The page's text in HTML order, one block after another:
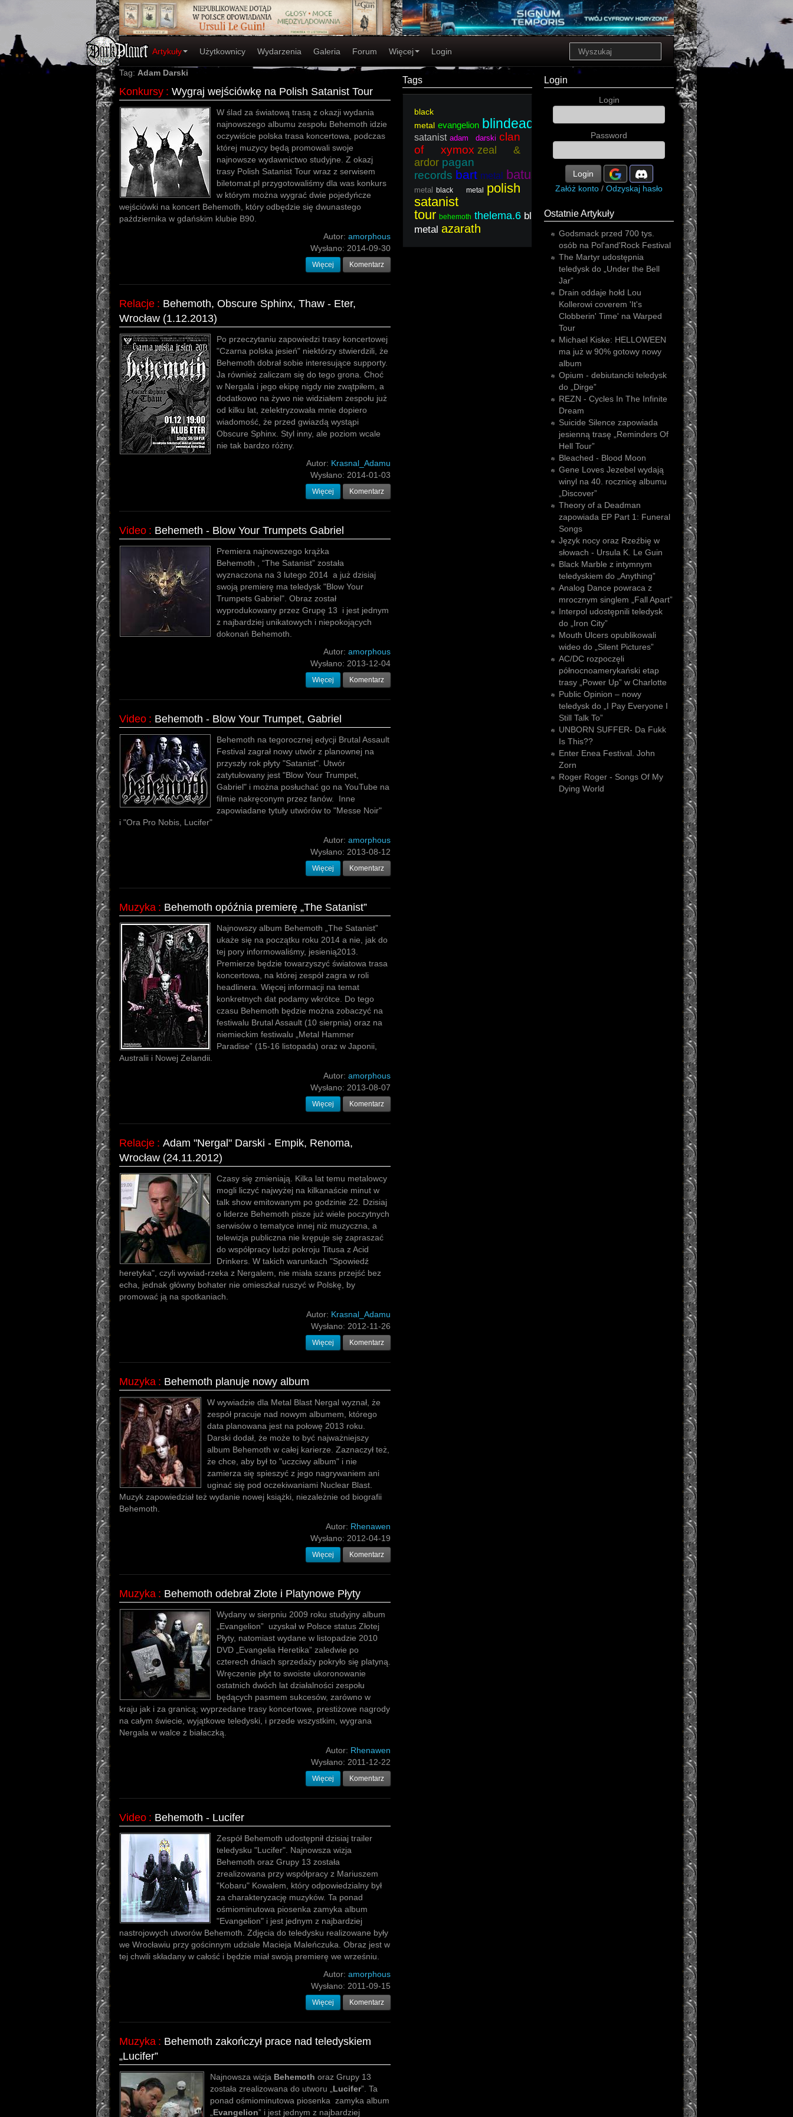
Artykuły Użytkownicy Wydarzenia Galeria Forum Więcej Login
Tag: Adam Darski
Konkursy : Wygraj wejściówkę na Polish Satanist Tour
W ślad za światową trasą z okazji wydania
najnowszego albumu zespołu Behemoth idzie
oczywiście polska trasa koncertowa, podczas
której muzycy będą promowali swoje
najnowsze wydawnictwo studyjne. Z okazj
trasy Polish Satanist Tour wraz z serwisem
biletomat.pl przygotowaliśmy dla was konkurs
w którym można wygrać dwie pojedyńcze
wejściówki na koncert Behemoth, który odbędzie się dwunastego
października w gdańskim klubie B90.
Autor: amorphous
Wysłano: 2014-09-30
Więcej Komentarz
Relacje : Behemoth, Obscure Sphinx, Thaw - Eter,
Wrocław (1.12.2013)
Po przeczytaniu zapowiedzi trasy koncertowej
"Czarna polska jesień" niektórzy stwierdzili, że
Behemoth dobrał sobie interesujące supporty.
Ja również zaliczam się do tego grona. Choć
w Nergala i jego ekipę nigdy nie zwątpiłem, a
dodatkowo na żywo nie widziałem zespołu już
od kilku lat, zelektryzowała mnie dopiero
wiadomość, że przed gwiazdą wystąpi
Obscure Sphinx. Styl inny, ale poziom wcale
nie tak bardzo różny.
Autor: Krasnal_Adamu
Wysłano: 2014-01-03
Więcej Komentarz
Video : Behemeth - Blow Your Trumpets Gabriel
Premiera najnowszego krążka
Behemoth , “The Satanist” została
wyznaczona na 3 lutego 2014 a już dzisiaj
swoją premierę ma teledysk "Blow Your
Trumpets Gabriel". Obraz został
wyprodukowany przez Grupę 13 i jest jednym
z najbardziej unikatowych i niepokojących
dokonań Behemoth.
Autor: amorphous
Wysłano: 2013-12-04
Więcej Komentarz
Video : Behemoth - Blow Your Trumpet, Gabriel
Behemoth na tegorocznej edycji Brutal Assault
Festival zagrał nowy utwór z planownej na
przyszły rok płyty "Satanist". Utwór
zatytułowany jest "Blow Your Trumpet,
Gabriel" i można posłuchać go na YouTube na
filmie nakręconym przez fanów. Inne
zapowiadane tytuły utwórów to "Messe Noir"
i "Ora Pro Nobis, Lucifer"
Autor: amorphous
Wysłano: 2013-08-12
Więcej Komentarz
Muzyka : Behemoth opóźnia premierę „The Satanist”
Najnowszy album Behemoth „The Satanist”
ukaże się na początku roku 2014 a nie, jak do
tej pory informowaliśmy, jesienią2013.
Premierze będzie towarzyszyć światowa trasa
koncertowa, na której zespół zagra w roli
headlinera. Więcej informacji na temat
konkretnych dat podamy wkrótce. Do tego
czasu Behemoth będzie można zobaczyć na
festiwalu Brutal Assault (10 sierpnia) oraz na
niemieckim festiwalu „Metal Hammer
Paradise” (15-16 listopada) oraz w Japonii,
Australii i Nowej Zelandii.
Autor: amorphous
Wysłano: 2013-08-07
Więcej Komentarz
Relacje : Adam "Nergal" Darski - Empik, Renoma,
Wrocław (24.11.2012)
Czasy się zmieniają. Kilka lat temu metalowcy
mogli liczyć najwyżej na kilkanaście minut w
talk show emitowanym po godzinie 22. Dzisiaj
o liderze Behemoth pisze już wiele poczytnych
serwisów o tematyce innej niż muzyczna, a
telewizja publiczna nie krępuje się zapraszać
do współpracy ludzi pokroju Titusa z Acid
Drinkers. W takich warunkach "Spowiedź
heretyka", czyli wywiad-rzeka z Nergalem, nie miała szans przejść bez
echa, jednak główny bohater nie omieszkał ruszyć w Polskę, by
promować ją na spotkaniach.
Autor: Krasnal_Adamu
Wysłano: 2012-11-26
Więcej Komentarz
Muzyka : Behemoth planuje nowy album
W wywiadzie dla Metal Blast Nergal wyznał, że
zespół pracuje nad nowym albumem, którego
data planowana jest na połowę 2013 roku.
Darski dodał, że może to być najważniejszy
album Behemoth w całej karierze. Zaznaczył też,
że chce, aby był to "uczciwy album" i nie
zamierza się spieszyć z jego nagrywaniem ani
uginać się pod oczekiwaniami Nuclear Blast.
Muzyk zapowiedział też wydanie nowej książki, niezależnie od biografii
Behemoth.
Autor: Rhenawen
Wysłano: 2012-04-19
Więcej Komentarz
Muzyka : Behemoth odebrał Złote i Platynowe Płyty
Wydany w sierpniu 2009 roku studyjny album
„Evangelion” uzyskał w Polsce status Złotej
Płyty, natomiast wydane w listopadzie 2010
DVD „Evangelia Heretika” zaledwie po
czterech dniach sprzedaży pokryło się platyną.
Wręczenie płyt to swoiste ukoronowanie
ostatnich dwóch lat działalności zespołu
będących pasmem sukcesów, zarówno w
kraju jak i za granicą; wyprzedane trasy koncertowe, prestiżowe nagrody
na całym świecie, wyjątkowe teledyski, i przede wszystkim, wygrana
Nergala w walce z białaczką.
Autor: Rhenawen
Wysłano: 2011-12-22
Więcej Komentarz
Video : Behemoth - Lucifer
Zespół Behemoth udostępnił dzisiaj trailer
teledysku "Lucifer". Najnowsza wizja
Behemoth oraz Grupy 13 została
zrealizowana przy współpracy z Mariuszem
"Kobaru" Kowalem, który odpowiedzialny był
za charakteryzację muzyków. Ta ponad
ośmiominutowa piosenka zamyka album
"Evangelion" i jest jednym z najbardziej
nastrojowych utworów Behemoth. Zdjęcia do teledysku realizowane były
we Wrocławiu przy gościnnym udziale Macieja Maleńczuka. Obraz jest w
tej chwili składany w całość i będzie miał swoją premierę we wrześniu.
Autor: amorphous
Wysłano: 2011-09-15
Więcej Komentarz
Muzyka : Behemoth zakończył prace nad teledyskiem
„Lucifer”
Najnowsza wizja Behemoth oraz Grupy 13
została zrealizowana do utworu „ Lucifer”. Ta
ponad ośmiominutowa piosenka zamyka album
Evangelion” i jest jednym z najbardziej
Tags
black
metal evangelion blindead
satanist adam darski clan
of xymox zeal &
ardor pagan
records bart metal batushka grom demigod
death
metal
black metal
polish
satanist
tour behemoth thelema.6 black
metal azarath
Login
Login
Password
Login
Załóż konto / Odzyskaj hasło
Ostatnie Artykuły
Godsmack przed 700 tys.
osób na Pol'and'Rock Festival
The Martyr udostępnia
teledysk do „Under the Bell
Jar”
Drain oddaje hołd Lou
Kollerowi coverem 'It's
Clobberin' Time' na Warped
Tour
Michael Kiske: HELLOWEEN
ma już w 90% gotowy nowy
album
Opium - debiutancki teledysk
do „Dirge”
REZN - Cycles In The Infinite
Dream
Suicide Silence zapowiada
jesienną trasę „Reminders Of
Hell Tour”
Bleached - Blood Moon
Gene Loves Jezebel wydają
winyl na 40. rocznicę albumu
„Discover”
Theory of a Deadman
zapowiada EP Part 1: Funeral
Songs
Język nocy oraz Rzeźbię w
słowach - Ursula K. Le Guin
Black Marble z intymnym
teledyskiem do „Anything”
Analog Dance powraca z
mrocznym singlem „Fall Apart”
Interpol udostępnili teledysk
do „Iron City”
Mouth Ulcers opublikowali
wideo do „Silent Pictures”
AC/DC rozpoczęli
północnoamerykański etap
trasy „Power Up” w Charlotte
Public Opinion – nowy
teledysk do „I Pay Everyone I
Still Talk To”
UNBORN SUFFER- Da Fukk
Is This??
Enter Enea Festival. John
Zorn
Roger Roger - Songs Of My
Dying World